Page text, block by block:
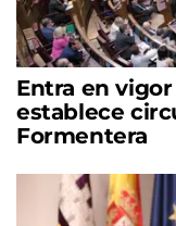
Entra en
establece
Formentera